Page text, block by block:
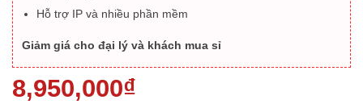
Hỗ trợ IP và nhiều phần mềm
Giảm giá cho đại lý và khách mua sỉ
8,950,000₫